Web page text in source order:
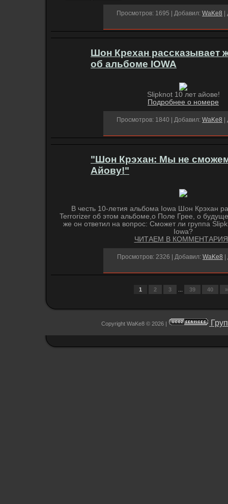
Просмотров: 1695 | Добавил: WaKe8 |
Шон Крехан рассказывает
об альбоме IOWA
Slipknot 10 лет айове!
Подробнее о номере
Просмотров: 1840 | Добавил: WaKe8 |
"Шон Крэхан: Мы не
Айову!"
В честь 10-летия альбома Iowa Шон Крэхан
Terrorizer об этом альбоме,о Поле Грее, о
же он ответил на вопрос: Сможет ли группа
Iowa?
ЧИТАЕМ В
Просмотров: 2326 | Добавил: WaKe8 |
1 2 3 39 40 »
Copyright WaKe8 © 2026 |